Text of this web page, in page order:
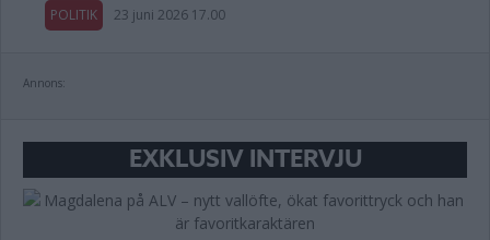
POLITIK 23 juni 2026 17.00
Annons:
EXKLUSIV INTERVJU